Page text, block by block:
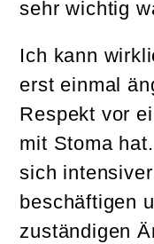
sehr wichtig
Ich kann
erst einmal
Respekt vor
mit Stoma
sich
beschäftigen
zuständigen